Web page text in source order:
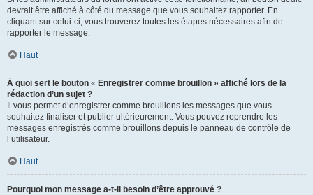
devrait être affiché à côté du message que vous souhaitez rapporter. En
cliquant sur celui-ci, vous trouverez toutes les étapes nécessaires afin de
rapporter le message.
Haut
À quoi sert le bouton « Enregistrer comme brouillon » affiché lors de la
rédaction d’un sujet ?
Il vous permet d’enregistrer comme brouillons les messages que vous
souhaitez finaliser et publier ultérieurement. Vous pouvez reprendre les
messages enregistrés comme brouillons depuis le panneau de contrôle de
l’utilisateur.
Haut
Pourquoi mon message a-t-il besoin d’être approuvé ?